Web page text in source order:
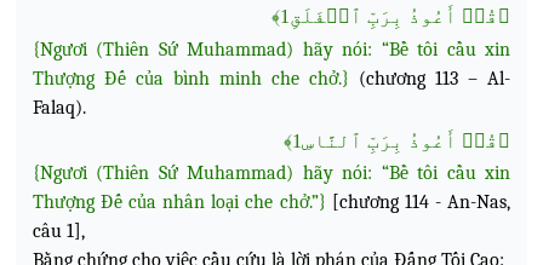
﴿قُلۡ أَعُوذُ بِرَبِّ ٱلۡفَلَقِ1﴾
{Ngươi (Thiên Sứ Muhammad) hãy nói: “Bề tôi cầu xin
Thượng Đế của bình minh che chở.} (chương 113 – Al-
Falaq).
﴿قُلۡ أَعُوذُ بِرَبِّ ٱلنَّاسِ1﴾
{Ngươi (Thiên Sứ Muhammad) hãy nói: “Bề tôi cầu xin
Thượng Đế của nhân loại che chở.”} [chương 114 - An-Nas,
câu 1],
Bằng chứng cho việc cầu cứu là lời phán của Đấng Tối Cao: